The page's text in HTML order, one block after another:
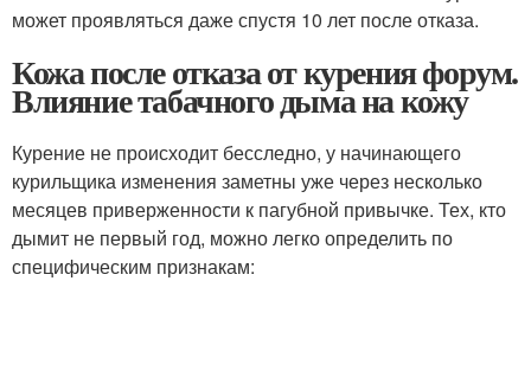
может проявляться даже спустя 10 лет после отказа.
Кожа после отказа от курения форум.
Влияние табачного дыма на кожу
Курение не происходит бесследно, у начинающего
курильщика изменения заметны уже через несколько
месяцев приверженности к пагубной привычке. Тех, кто
дымит не первый год, можно легко определить по
специфическим признакам: